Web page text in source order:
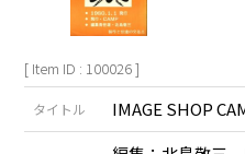
[ Item ID : 100026 ]
タイトル IMAGE SHOP